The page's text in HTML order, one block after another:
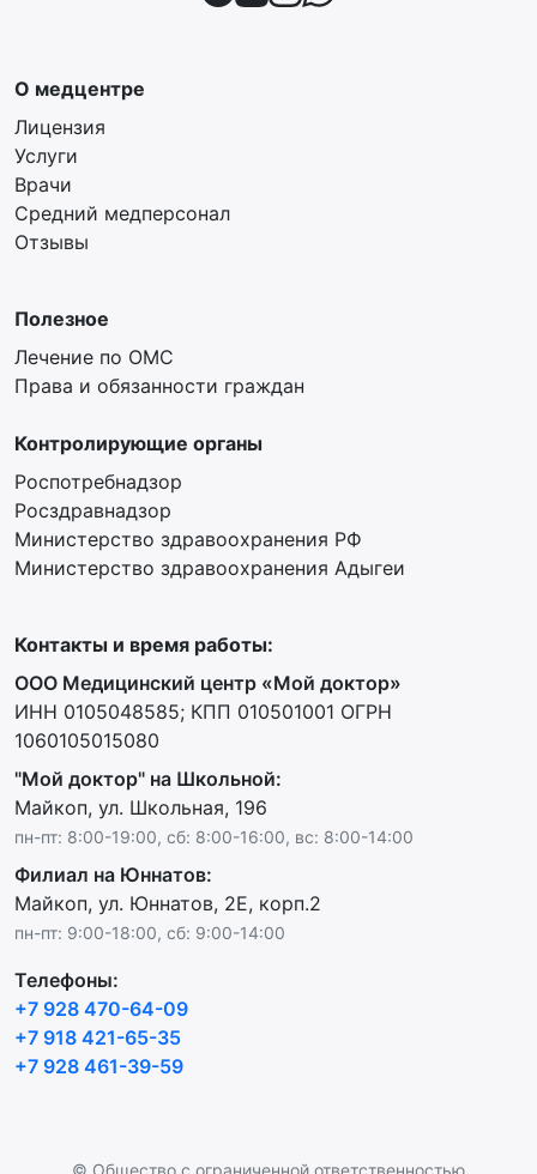
О медцентре
Лицензия
Услуги
Врачи
Средний медперсонал
Отзывы
Полезное
Лечение по ОМС
Права и обязанности граждан
Контролирующие органы
Роспотребнадзор
Росздравнадзор
Министерство здравоохранения РФ
Министерство здравоохранения Адыгеи
Контакты и время работы:
OOO Медицинский центр «Мой доктор»
ИНН 0105048585; КПП 010501001 ОГРН
1060105015080
"Мой доктор" на Школьной:
Майкоп, ул. Школьная, 196
пн-пт: 8:00-19:00, сб: 8:00-16:00, вс: 8:00-14:00
Филиал на Юннатов:
Майкоп, ул. Юннатов, 2Е, корп.2
пн-пт: 9:00-18:00, сб: 9:00-14:00
Телефоны:
+7 928 470-64-09
+7 918 421-65-35
+7 928 461-39-59